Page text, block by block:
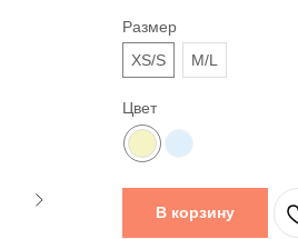
Размер
XS/S
M/L
Цвет
В корзину